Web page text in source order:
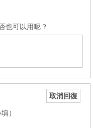
也可以用呢？
取消回復
）